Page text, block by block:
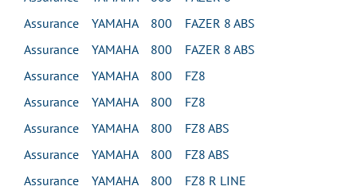
Assurance YAMAHA 800 FAZER 8 ABS
Assurance YAMAHA 800 FAZER 8 ABS
Assurance YAMAHA 800 FZ8
Assurance YAMAHA 800 FZ8
Assurance YAMAHA 800 FZ8 ABS
Assurance YAMAHA 800 FZ8 ABS
Assurance YAMAHA 800 FZ8 R LINE